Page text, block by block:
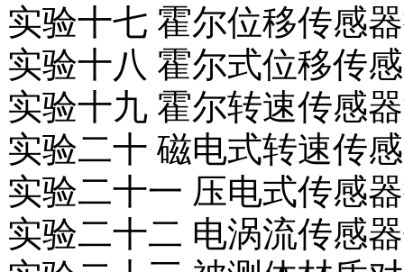
实验十七 霍尔位移传感
实验十八 霍尔式位移传
实验十九 霍尔转速传感
实验二十 磁电式转速传
实验二十一 压电式传感
实验二十二 电涡流传感